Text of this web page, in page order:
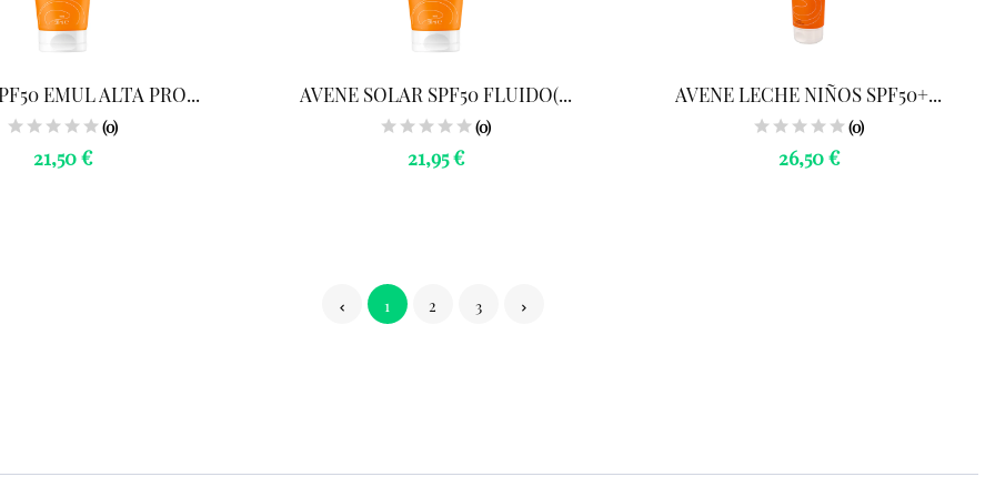
EMUL ALTA PRO...
(0)
21,50 €
AVENE SOLAR SPF50 FLUIDO(...
(0)
21,95 €
AVENE LECHE NIÑOS SPF50+...
(0)
26,50 €
1 2 3